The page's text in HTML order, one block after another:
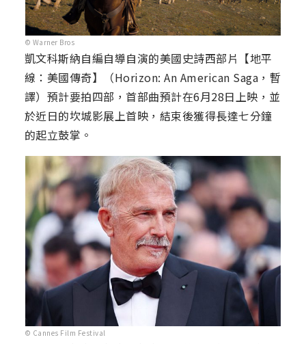
© Warner Bros
凱文科斯納自編自導自演的美國史詩西部片【地平
線：美國傳奇】（Horizon: An American Saga，暫
譯）預計要拍四部，首部曲預計在6月28日上映，並
於近日的坎城影展上首映，結束後獲得長達七分鐘
的起立鼓掌。
© Cannes Film Festival